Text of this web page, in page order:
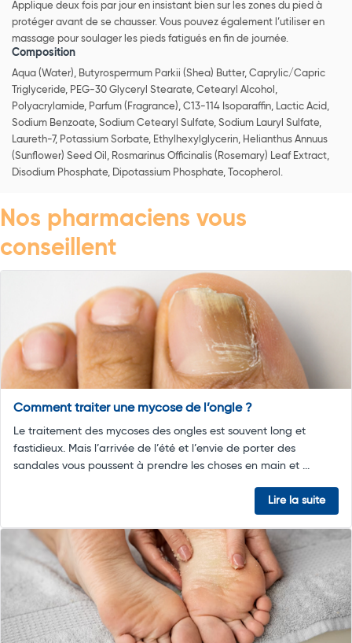
Applique deux fois par jour en insistant bien sur les zones du pied à
protéger avant de se chausser. Vous pouvez également l’utiliser en
massage pour soulager les pieds fatigués en fin de journée.
Composition
Aqua (Water), Butyrospermum Parkii (Shea) Butter, Caprylic/Capric
Triglyceride, PEG-30 Glyceryl Stearate, Cetearyl Alcohol,
Polyacrylamide, Parfum (Fragrance), C13-114 Isoparaffin, Lactic Acid,
Sodium Benzoate, Sodium Cetearyl Sulfate, Sodium Lauryl Sulfate,
Laureth-7, Potassium Sorbate, Ethylhexylglycerin, Helianthus Annuus
(Sunflower) Seed Oil, Rosmarinus Officinalis (Rosemary) Leaf Extract,
Disodium Phosphate, Dipotassium Phosphate, Tocopherol.
Nos pharmaciens vous
conseillent
Comment traiter une mycose de l’ongle ?
Le traitement des mycoses des ongles est souvent long et
fastidieux. Mais l’arrivée de l’été et l’envie de porter des
sandales vous poussent à prendre les choses en main et ...
Lire la suite